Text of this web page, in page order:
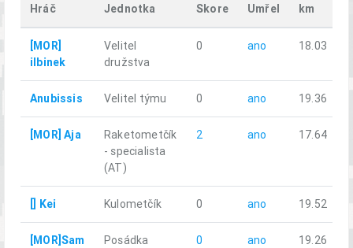
Hráč Jednotka Skore Umřel
km
[MOR]
ilbinek
Velitel
družstva
0 ano 18.03
Anubissis Velitel týmu 0 ano 19.36
[MOR] Aja
Raketometčík
- specialista
(AT)
2 ano 17.64
[] Kei Kulometčík 0 ano 19.52
[MOR]Sam Posádka 0 ano 19.26